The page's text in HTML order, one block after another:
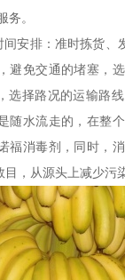
务。
安排：准时拣货、
避免交通的堵塞，
选择路况的运输路
随水流走的，在整
福消毒剂，同时，
，从源头上减少污